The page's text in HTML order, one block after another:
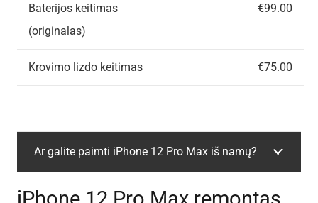
Baterijos keitimas
(originalas)
€99.00
Krovimo lizdo keitimas €75.00
Ar galite paimti iPhone 12 Pro Max iš namų?